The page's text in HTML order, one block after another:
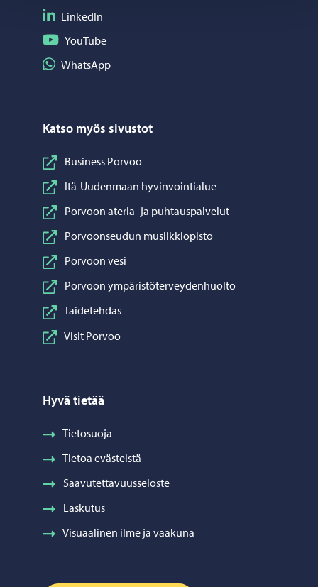
Seuraa LinkedIn
LinkedIn
Seuraa YouTube
YouTube
Jaa WhatsApp
WhatsApp
Katso myös sivustot
Business Porvoo
Itä-Uudenmaan hyvinvointialue
Porvoon ateria- ja puhtauspalvelut
Porvoonseudun musiikkiopisto
Porvoon vesi
Porvoon ympäristöterveydenhuolto
Taidetehdas
Visit Porvoo
Hyvä tietää
Tietosuoja
Tietoa evästeistä
Saavutettavuusseloste
Laskutus
Visuaalinen ilme ja vaakuna